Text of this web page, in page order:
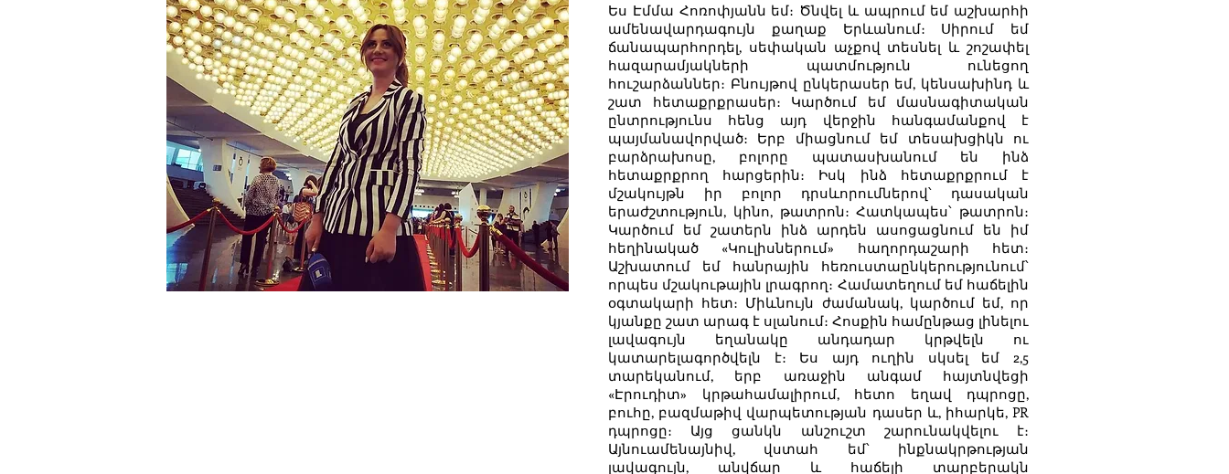
Ես Էմմա Հոռոփյանն եմ։ Ծնվել և ապրում եմ աշխարհի
ամենավարդագույն քաղաք Երևանում։ Սիրում եմ
ճանապարհորդել, սեփական աչքով տեսնել և շոշափել
հազարամյակների պատմություն ունեցող
հուշարձաններ։ Բնույթով ընկերասեր եմ, կենսախինդ և
շատ հետաքրքրասեր։ Կարծում եմ մասնագիտական
ընտրությունս հենց այդ վերջին հանգամանքով է
պայմանավորված։ Երբ միացնում եմ տեսախցիկն ու
բարձրախոսը, բոլորը պատասխանում են ինձ
հետաքրքրող հարցերին։ Իսկ ինձ հետաքրքրում է
մշակույթն իր բոլոր դրսևորումներով՝ դասական
երաժշտություն, կինո, թատրոն։ Հատկապես՝ թատրոն։
Կարծում եմ շատերն ինձ արդեն ասոցացնում են իմ
հեղինակած «Կուլիսներում» հաղորդաշարի հետ։
Աշխատում եմ հանրային հեռուստաընկերությունում՝
որպես մշակութային լրագրող։ Համատեղում եմ հաճելին
օգտակարի հետ։ Միևնույն ժամանակ, կարծում եմ, որ
կյանքը շատ արագ է սլանում։ Հոսքին համընթաց լինելու
լավագույն եղանակը անդադար կրթվելն ու
կատարելագործվելն է։ Ես այդ ուղին սկսել եմ 2,5
տարեկանում, երբ առաջին անգամ հայտնվեցի
«Էրուդիտ» կրթահամալիրում, հետո եղավ դպրոցը,
բուհը, բազմաթիվ վարպետության դասեր և, իհարկե, PR
դպրոցը։ Այց ցանկն անշուշտ շարունակվելու է։
Այնուամենայնիվ, վստահ եմ՝ ինքնակրթության
լավագույն, անվճար և հաճելի տարբերակն